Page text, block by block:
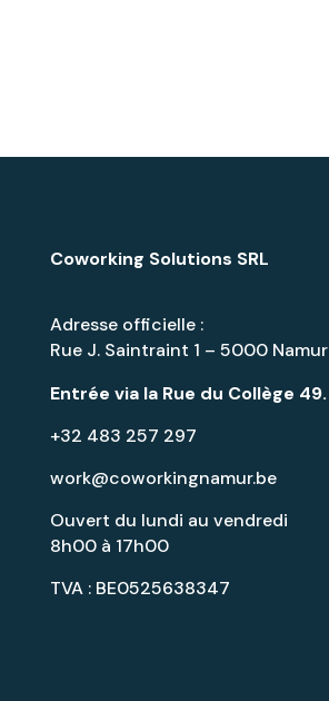
Coworking Solutions SRL
Adresse officielle :
Rue J. Saintraint 1 – 5000 Namur
Entrée via la Rue du Collège 49.
+32 483 257 297
work@coworkingnamur.be
Ouvert du lundi au vendredi
8h00 à 17h00
TVA : BE0525638347